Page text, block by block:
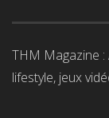
THM Magazine
lifestyle, jeux